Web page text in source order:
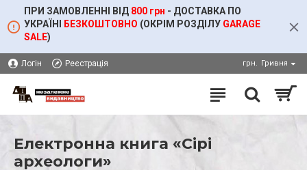
ПРИ ЗАМОВЛЕННІ ВІД 800 грн - ДОСТАВКА ПО
УКРАЇНІ
БЕЗКОШТОВНО (ОКРІМ РОЗДІЛУ GARAGE
SALE)
Логін Реєстрація грн. Гривня
Електронна книга «Сірі
археологи»